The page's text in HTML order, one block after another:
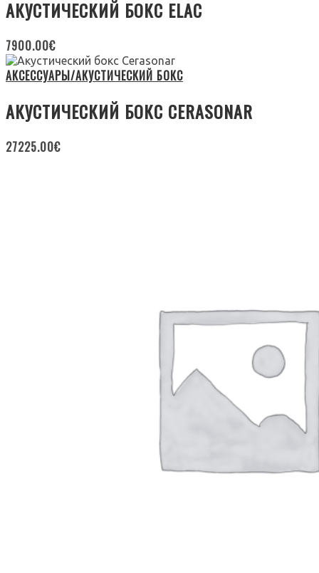
АКУСТИЧЕСКИЙ БОКС ELAC
7900.00€
АКСЕССУАРЫ/АКУСТИЧЕСКИЙ БОКС
АКУСТИЧЕСКИЙ БОКС CERASONAR
27225.00€